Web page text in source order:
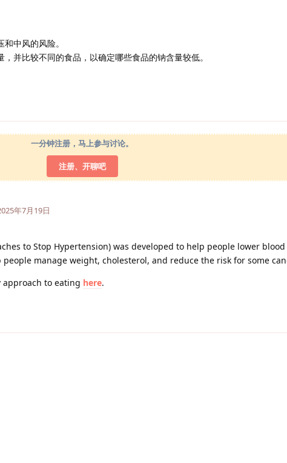
中风的风险。
并比较不同的食品，以确定哪些食品的钠含量较低。
一分钟注册，马上参与讨论。
注册、开聊吧
年7月19日
to Stop Hypertension) was developed to help people lower
manage weight, cholesterol, and reduce the risk for some
to eating here.